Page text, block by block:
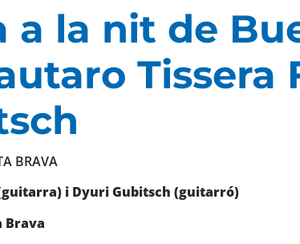
a la nit de
Tissera
BRAVA
i Dyuri Gubitsch (guitarró)
Brava